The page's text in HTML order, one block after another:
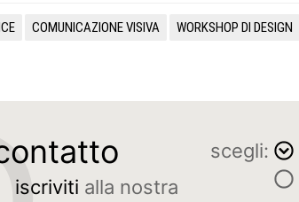
COMUNICAZIONE VISIVA WORKSHOP DI DESIGN
iscriviti alla nostra
scegli: